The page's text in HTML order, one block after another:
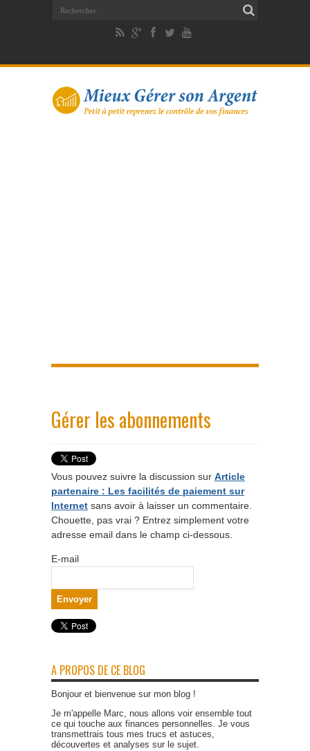
Gérer les abonnements
Vous pouvez suivre la discussion sur Article
partenaire : Les facilités de paiement sur
Internet sans avoir à laisser un commentaire.
Chouette, pas vrai ? Entrez simplement votre
adresse email dans le champ ci-dessous.
E-mail
A PROPOS DE CE BLOG
Bonjour et bienvenue sur mon blog !
Je m'appelle Marc, nous allons voir ensemble tout
ce qui touche aux finances personnelles. Je vous
transmettrais tous mes trucs et astuces,
découvertes et analyses sur le sujet.